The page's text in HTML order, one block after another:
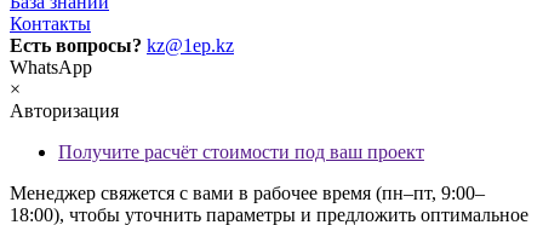
Контакты
Есть вопросы? kz@1ep.kz
WhatsApp
×
Авторизация
Получите расчёт стоимости под ваш проект
Менеджер свяжется с вами в рабочее время (пн–пт, 9:00–
18:00), чтобы уточнить параметры и предложить оптимальное